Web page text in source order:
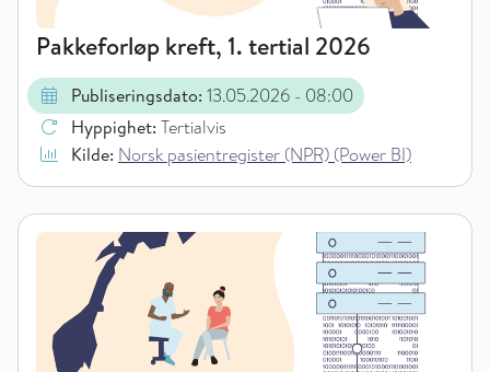
Pakkeforløp kreft, 1. tertial 2026
Publiseringsdato: 13.05.2026 - 08:00
Hyppighet: Tertialvis
Kilde: Norsk pasientregister (NPR) (Power BI)